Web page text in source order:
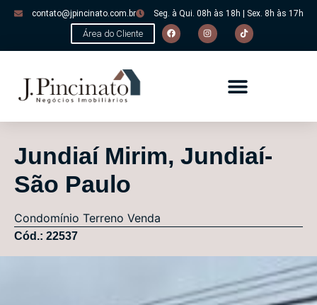
contato@jpincinato.com.br Seg. à Qui. 08h às 18h | Sex. 8h às 17h
Área do Cliente
Jundiaí Mirim, Jundiaí-
São Paulo
Condomínio Terreno Venda
Cód.: 22537